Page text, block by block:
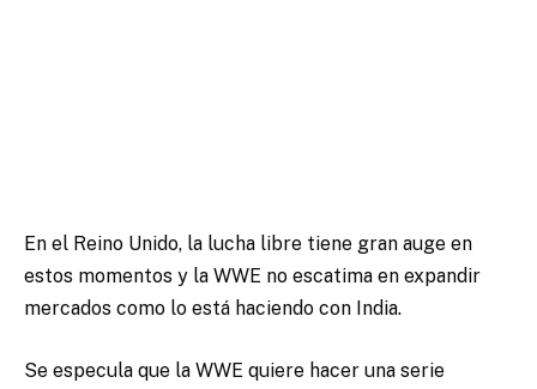
En el Reino Unido, la lucha libre tiene gran auge en
estos momentos y la WWE no escatima en expandir
mercados como lo está haciendo con India.
Se especula que la WWE quiere hacer una serie